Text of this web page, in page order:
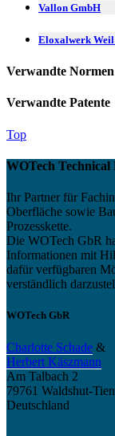
Vallon GmbH
Eloxalwerk
Verwandte Normen
Verwandte Patente
Top
WOTech Technical
Ihr Partner für
Oberfläche sowie
Prozesskette.
Die WOTech GbR
Informationen mit
dafür verfügbaren
verständlich
WOTech GbR
Charlotte Schade &
Herbert Käszmann
Am Talbach 2
79761 Waldshut-
Deutschland